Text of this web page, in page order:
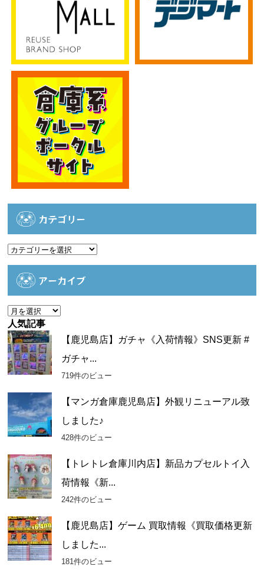
カテゴリー
カ
アーカイブ
ア
ー
カ
イ
ブ
人気記事
【鹿児島店】ガチャ《入荷情報》SNS更新 #
ガチャ...
719件のビュー
【マンガ倉庫鹿児島店】外観リニューアル致
しました♪
428件のビュー
【トレトレ倉庫川内店】新品カプセルトイ入
荷情報《新...
242件のビュー
【鹿児島店】ゲーム 買取情報《買取価格更新
しました...
181件のビュー